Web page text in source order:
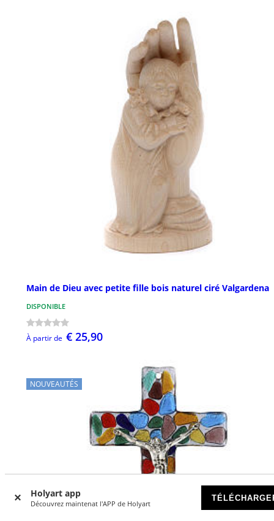
Holyart app
Découvrez maintenat l'APP de Holyart
Main de Dieu avec petite fille bois naturel ciré Valgardena
DISPONIBLE
À partir de € 25,90
NOUVEAUTÉS